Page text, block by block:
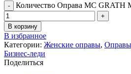
Количество Оправа MC GRATH
В корзину
В избранное
Категории: Женские оправы, Оправы
Бизнес-леди
Поделиться